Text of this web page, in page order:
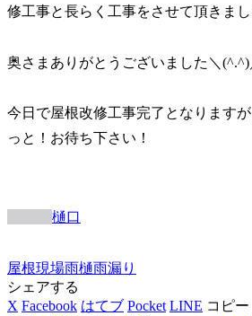
修工事と長らく工事をさせて頂きま
奥さまありがとうございました＼(^.^)
今日で屋根改修工事完了となります
っと！お待ち下さい！
樋口
屋根現場雨樋雨漏り
シェアする
X Facebook はてブ Pocket LINE コピー